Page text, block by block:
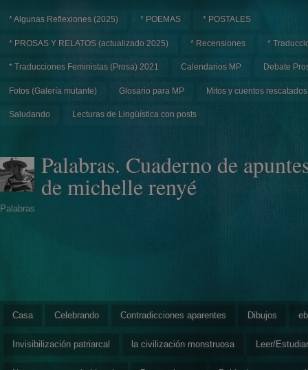
* Algunas Reflexiones (2025) * POEMAS * POSTALES
* PROSAS Y RELATOS (actualizado 2025) * Recensiones *
* Traducciones Feministas (Prosa) 2021 Calendarios MP Debate
Fotos (Galería mutante) Glosario para MP Mitos y cuentos rescatados
Saludando Lecturas de Lingüística con posts
Palabras. Cuaderno de
de michelle renyé
Palabras
Casa Celebrando Contradicciones aparentes Dibujos
Invisibilización patriarcal la civilización monstruosa Leer/Estudiar